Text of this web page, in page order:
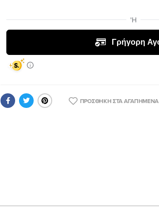
ΠΡΟΣΘΉΚΗ ΣΤΑ ΑΓΑΠΗΜΈΝΑ